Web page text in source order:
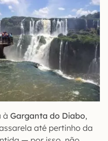
à Garganta do Diabo,
até pertinho da